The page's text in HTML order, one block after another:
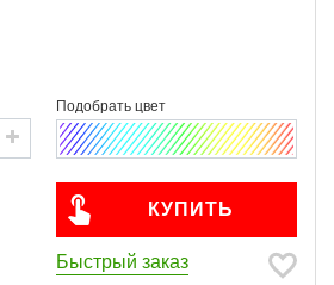
КУПИТЬ
Быстрый заказ